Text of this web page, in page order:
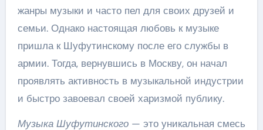
жанры музыки и часто пел для своих друзей и
семьи. Однако настоящая любовь к музыке
пришла к Шуфутинскому после его службы в
армии. Тогда, вернувшись в Москву, он начал
проявлять активность в музыкальной индустрии
и быстро завоевал своей харизмой публику.
Музыка Шуфутинского— это уникальная смесь